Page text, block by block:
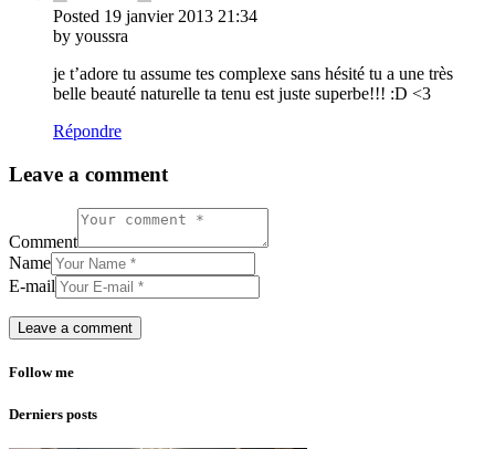
Posted 19 janvier 2013 21:34
by youssra
je t’adore tu assume tes complexe sans hésité tu a une très
belle beauté naturelle ta tenu est juste superbe!!! :D <3
Répondre
Leave a comment
Comment
Name
E-mail
Follow me
Derniers posts